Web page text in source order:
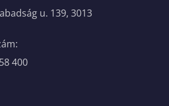
u. 139, 3013
400